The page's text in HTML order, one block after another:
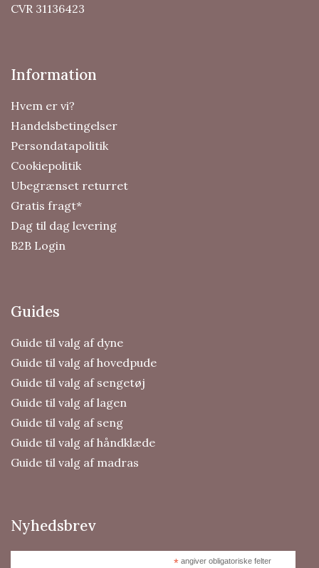
CVR 31136423
Information
Hvem er vi?
Handelsbetingelser
Persondatapolitik
Cookiepolitik
Ubegrænset returret
Gratis fragt*
Dag til dag levering
B2B Login
Guides
Guide til valg af dyne
Guide til valg af hovedpude
Guide til valg af sengetøj
Guide til valg af lagen
Guide til valg af seng
Guide til valg af håndklæde
Guide til valg af madras
Nyhedsbrev
*angiver obligatoriske felter